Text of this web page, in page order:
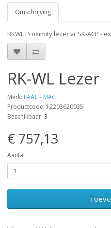
Omschrijving
RKWL Proximity lezer vr SK-ACP -
RK-WL Lezer
Merk: FAAC - MAC
Productcode: 12203620035
Beschikbaar: 3
€ 757,13
Aantal